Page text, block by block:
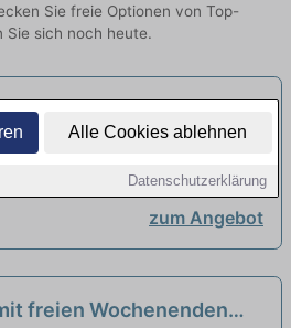
Alle Cookies ablehnen
Datenschutzerklärung
Sie freie Optionen von Top-
Sie sich noch heute.
wissenschaftler
Minijob Wochenende neu
| Stuttgart
zum Angebot
freien Wochenenden